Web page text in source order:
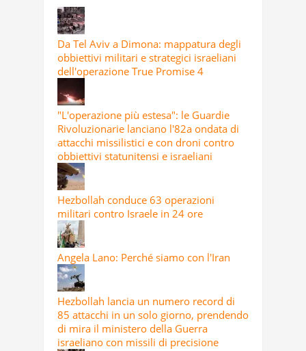
Da Tel Aviv a Dimona: mappatura degli
obbiettivi militari e strategici israeliani
dell'operazione True Promise 4
"L'operazione più estesa": le Guardie
Rivoluzionarie lanciano l'82a ondata di
attacchi missilistici e con droni contro
obbiettivi statunitensi e israeliani
Hezbollah conduce 63 operazioni
militari contro Israele in 24 ore
Angela Lano: Perché siamo con l'Iran
Hezbollah lancia un numero record di
85 attacchi in un solo giorno, prendendo
di mira il ministero della Guerra
israeliano con missili di precisione